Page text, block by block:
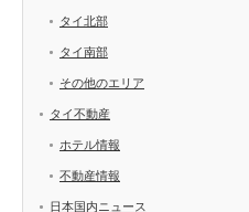
タイ北部
タイ南部
その他のエリア
タイ不動産
ホテル情報
不動産情報
日本国内ニュース